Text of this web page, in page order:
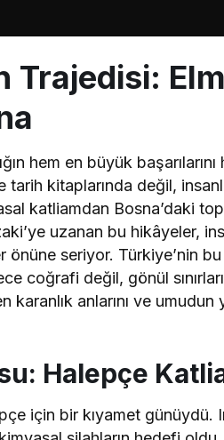
Trajedisi:
hem en büyük başarılarını
tarih kitaplarında değil,
katliamdan Bosna’daki
uzanan bu hikâyeler,
önüne seriyor. Türkiye’nin
coğrafi değil, gönül
karanlık anlarını ve
Halepçe
için bir kıyamet günüydü.